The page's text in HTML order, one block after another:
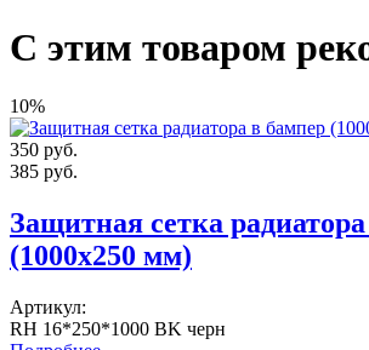
С этим товаром
10%
350 руб.
385 руб.
Защитная сетка
(1000х250 мм)
Артикул:
RH 16*250*1000 BK черн